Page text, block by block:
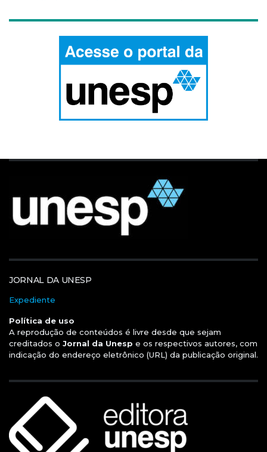
JORNAL DA UNESP
Expediente
Política de uso
A reprodução de conteúdos é livre desde que sejam
creditados o Jornal da Unesp e os respectivos autores, com
indicação do endereço eletrônico (URL) da publicação original.